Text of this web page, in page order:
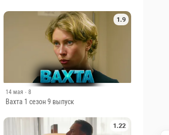
1.9
14 мая · 8
Вахта 1 сезон 9 выпуск
1.22